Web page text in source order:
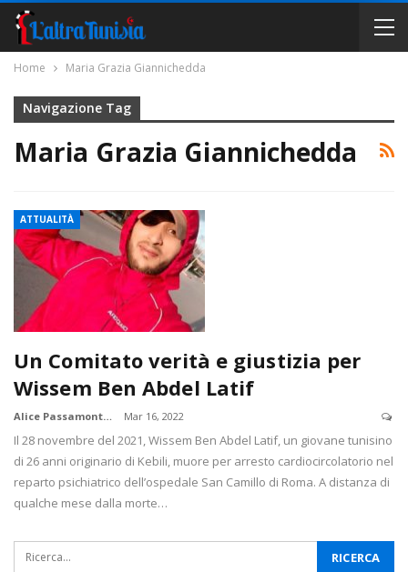
Home Maria Grazia Giannichedda
Navigazione Tag
Maria Grazia Giannichedda
ATTUALITÀ
Un Comitato verità e giustizia per
Wissem Ben Abdel Latif
Alice Passamonti Mar 16, 2022
Il 28 novembre del 2021, Wissem Ben Abdel Latif, un giovane tunisino
di 26 anni originario di Kebili, muore per arresto cardiocircolatorio nel
reparto psichiatrico dell’ospedale San Camillo di Roma. A distanza di
qualche mese dalla morte…